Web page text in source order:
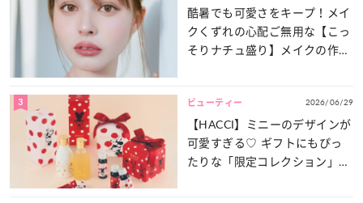
酷暑でも可愛さをキープ！メイ
クくずれの心配ご無用な【こっ
そりナチュ盛り】メイクの作り
3 ビューティー 2026/06/29
【HACCI】ミニーのデザインが
可愛すぎる♡ ギフトにもぴっ
たりな「限定コレクション」が